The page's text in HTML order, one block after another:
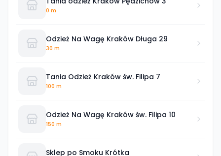
0 m
Odzież Na Wagę Kraków Długa 29
30 m
Tania Odzież Kraków św. Filipa 7
100 m
Odzież Na Wagę Kraków św. Filipa 10
150 m
Sklep po Smoku Krótka